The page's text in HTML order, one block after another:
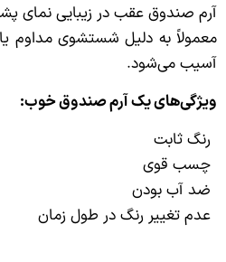
آرم صندوق عقب در زیبایی نمای
معمولاً به دلیل شستشوی مداوم
آسیب می‌شود.
ویژگی‌های یک آرم صندوق خوب:
رنگ ثابت
چسب قوی
ضد آب بودن
عدم تغییر رنگ در طول زمان